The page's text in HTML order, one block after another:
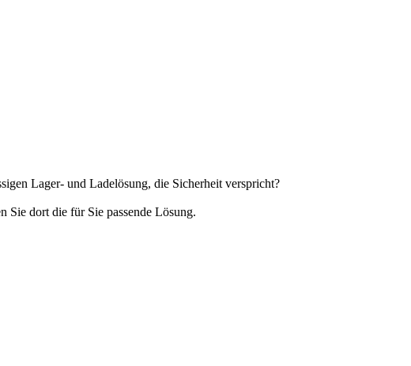
Lager- und Ladelösung, die Sicherheit verspricht?
dort die für Sie passende Lösung.